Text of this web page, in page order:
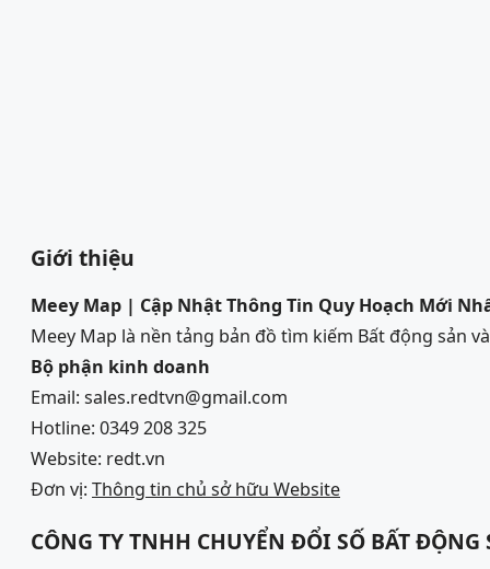
Giới thiệu
Meey Map | Cập Nhật Thông Tin Quy Hoạch Mới
Meey Map là nền tảng bản đồ tìm kiếm Bất động sản
Bộ phận kinh doanh
Email: sales.redtvn@gmail.com
Hotline: 0349 208 325
Website: redt.vn
Đơn vị: Thông tin chủ sở hữu Website
CÔNG TY TNHH CHUYỂN ĐỔI SỐ BẤT ĐỘNG